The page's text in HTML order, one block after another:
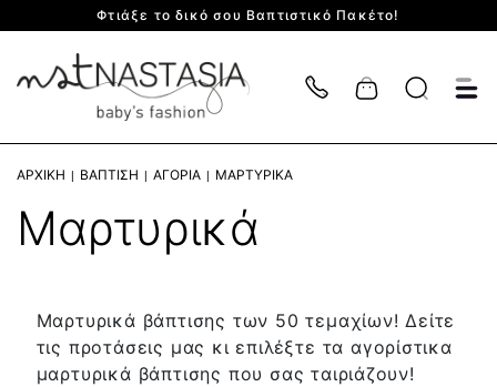
Για Πακέτο Βάπτισης κλείστε Ραντεβού!
Cart
ΑΡΧΙΚΉ ΒΆΠΤΙΣΗ ΑΓΌΡΙΑ ΜΑΡΤΥΡΙΚΆ
Μαρτυρικά
Μαρτυρικά βάπτισης των 50 τεμαχίων! Δείτε
τις προτάσεις μας κι επιλέξτε τα αγορίστικα
μαρτυρικά βάπτισης που σας ταιριάζουν!